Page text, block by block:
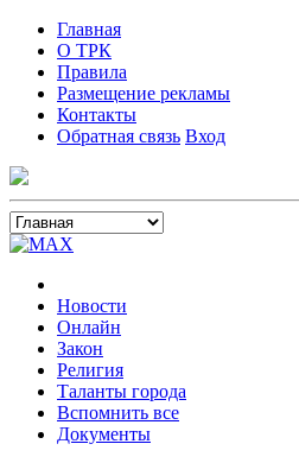
Главная
О ТРК
Правила
Размещение рекламы
Контакты
Обратная связь Вход
Новости
Онлайн
Закон
Религия
Таланты города
Вспомнить все
Документы